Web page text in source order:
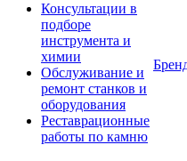
Консультации в
подборе
инструмента и
химии
Обслуживание и
ремонт станков и
оборудования
Реставрационные
работы по камню